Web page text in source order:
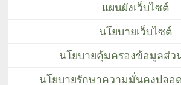
แผนผังเว็บไซต์
นโยบายเว็บไซต์
นโยบายคุ้มครองข้อมูลส่ว
นโยบายรักษาความมั่นคงปลอ